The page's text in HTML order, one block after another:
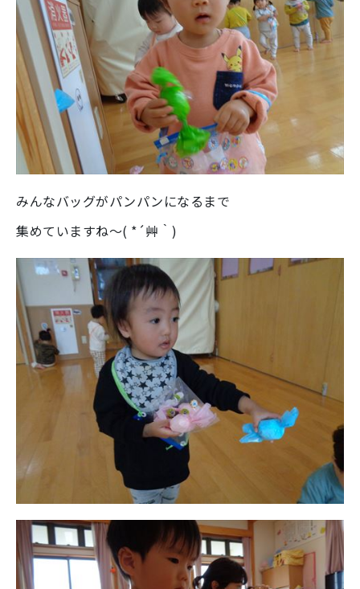
みんなバッグがパンパンになるまで
集めていますね～( *´艸｀)